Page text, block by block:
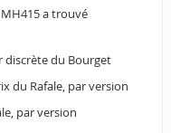
a trouvé
discrète du Bourget
du Rafale, par version
par version